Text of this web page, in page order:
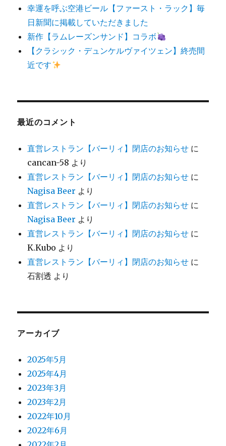
幸運を呼ぶ空港ビール【ファースト・ラック】毎
日新聞に掲載していただきました
新作【ラムレーズンサンド】コラボ
【クラシック・デュンケルヴァイツェン】終売間
近です
最近のコメント
直営レストラン【バーリィ】閉店のお知らせ に
cancan-58 より
直営レストラン【バーリィ】閉店のお知らせ に
Nagisa Beer より
直営レストラン【バーリィ】閉店のお知らせ に
Nagisa Beer より
直営レストラン【バーリィ】閉店のお知らせ に
K.Kubo より
直営レストラン【バーリィ】閉店のお知らせ に
石割透 より
アーカイブ
2025年5月
2025年4月
2023年3月
2023年2月
2022年10月
2022年6月